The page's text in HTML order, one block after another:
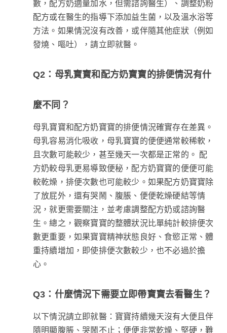
數，配方奶適量加水，但需諮詢醫生）、調整奶粉
配方或在醫生的指導下添加益生菌，以及溫水浴等
方法。如果情況沒有改善，或伴隨其他症狀（例如
發燒、嘔吐），請立即就醫。
Q2：母乳寶寶和配方奶寶寶的排便情況有什
麼不同？
母乳寶寶和配方奶寶寶的排便情況確實存在差異。
母乳容易消化吸收，母乳寶寶的便便通常較稀軟，
且次數可能較少，甚至幾天一次都是正常的。 配
方奶較母乳更易導致便秘，配方奶寶寶的便便可能
較乾燥，排便次數也可能較少。如果配方奶寶寶除
了放屁外，還有哭鬧、腹脹、便便乾燥硬結等情
況，就更需要關注，並考慮調整配方奶或諮詢醫
生。總之，觀察寶寶的整體狀況比單純計較排便次
數更重要，如果寶寶精神狀態良好、食慾正常、體
重持續增加，即使排便次數較少，也不必過於擔
心。
Q3：什麼情況下需要立即帶寶寶去看醫生？
以下情況請立即就醫：寶寶持續幾天沒有大便且伴
隨明顯腹脹、哭鬧不止；便便非常乾燥、堅硬，難